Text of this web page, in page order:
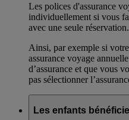
Les polices d'assurance
individuellement si vous
avec une seule réservation.
Ainsi, par exemple si
assurance voyage
d’assurance et que vous
pas sélectionner
Les enfants